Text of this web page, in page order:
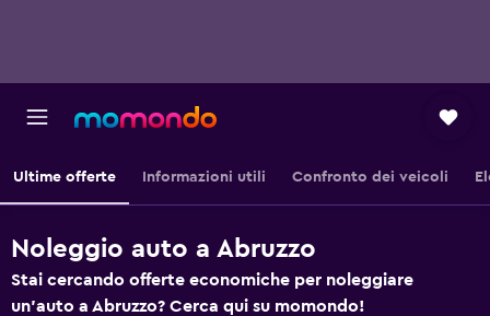
Ultime offerte Informazioni utili Confronto dei veicoli
Noleggio auto a Abruzzo
Stai cercando offerte economiche per noleggiare
un'auto a Abruzzo? Cerca qui su momondo!